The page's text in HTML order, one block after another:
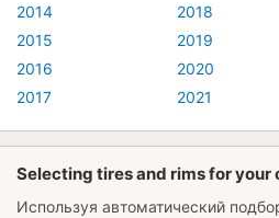
2014
2015
2016
2017
2018
2019
2020
2021
Selecting tires and rims for your
Используя автоматический